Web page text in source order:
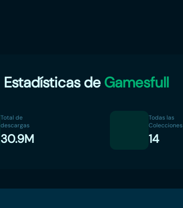
Estadísticas de Gamesfull
Total de
descargas
30.9M
Todas las
Colecciones
14